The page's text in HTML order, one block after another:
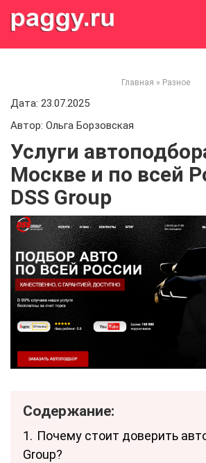
Главная » Разное
Дата: 23.07.2025
Автор: Ольга Борзовская
Услуги
Москве и по всей
DSS Group
Содержание:
1. Почему стоит доверить
Group?